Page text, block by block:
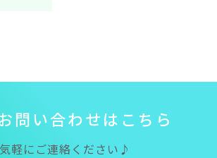
問い合わせは こ ち ら
軽にご連絡ください♪